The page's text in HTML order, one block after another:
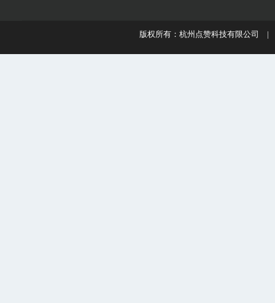
版权所有：杭州点赞科技有限公司